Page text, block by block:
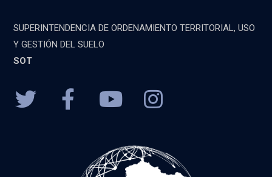
SUPERINTENDENCIA DE ORDENAMIENTO TERRITORIAL, USO
Y GESTIÓN DEL SUELO
SOT